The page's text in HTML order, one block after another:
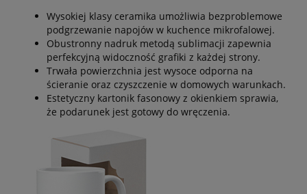
Wysokiej klasy ceramika umożliwia bezproblemowe
podgrzewanie napojów w kuchence mikrofalowej.
Obustronny nadruk metodą sublimacji zapewnia
perfekcyjną widoczność grafiki z każdej strony.
Trwała powierzchnia jest wysoce odporna na
ścieranie oraz czyszczenie w domowych warunkach.
Estetyczny kartonik fasonowy z okienkiem sprawia,
że podarunek jest gotowy do wręczenia.